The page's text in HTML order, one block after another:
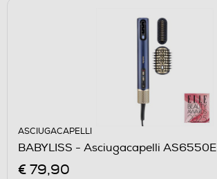
ASCIUGACAPELLI
BABYLISS - Asciugacapelli AS6550E
€ 79,90